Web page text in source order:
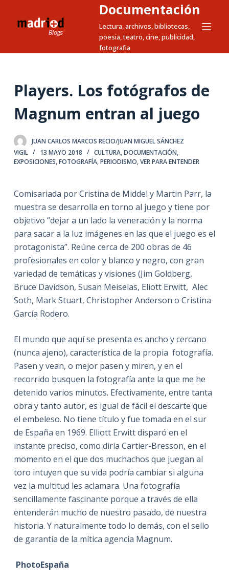
t
n
d
o
Documentación
Lectura, archivos, bibliotecas,
poesia, teatro, cine, publicidad,
fotografia
Players. Los fotógrafos de
Magnum entran al juego
JUAN CARLOS MARCOS RECIO/JUAN MIGUEL SÁNCHEZ
VIGIL
13 MAYO 2018 CULTURA,DOCUMENTACIÓN,
EXPOSICIONES,FOTOGRAFÍA,PERIODISMO,VER PARA ENTENDER
Comisariada por Cristina de Middel y Martin Parr, la
muestra se desarrolla en torno al juego y tiene por
objetivo “dejar a un lado la veneración y la norma
para sacar a la luz imágenes en las que el juego es el
protagonista”. Reúne cerca de 200 obras de 46
profesionales en color y blanco y negro, con gran
variedad de temáticas y visiones (Jim Goldberg,
Bruce Davidson, Susan Meiselas, Eliott Erwitt, Alec
Soth, Mark Stuart, Christopher Anderson o Cristina
García Rodero.
El mundo que aquí se presenta es ancho y cercano
(nunca ajeno), característica de la propia fotografía.
Pasen y vean, o mejor pasen y miren, y en el
recorrido busquen la fotografía ante la que me he
detenido varios minutos. Efectivamente, entre tanta
obra y tanto autor, es igual de fácil el descarte que
el embeleso. No tiene título y fue tomada en el sur
de España en 1969. Elliott Erwitt disparó en el
instante preciso, como diría Cartier-Bresson, en el
momento en el que dos muchachos que juegan al
toro intuyen que su vida podría cambiar si alguna
vez la multitud les aclamara. Una fotografía
sencillamente fascinante porque a través de ella
entenderán mucho de nuestro pasado, de nuestra
historia. Y naturalmente todo lo demás, con el sello
de garantía de la mítica agencia Magnum.
PhotoEspaña